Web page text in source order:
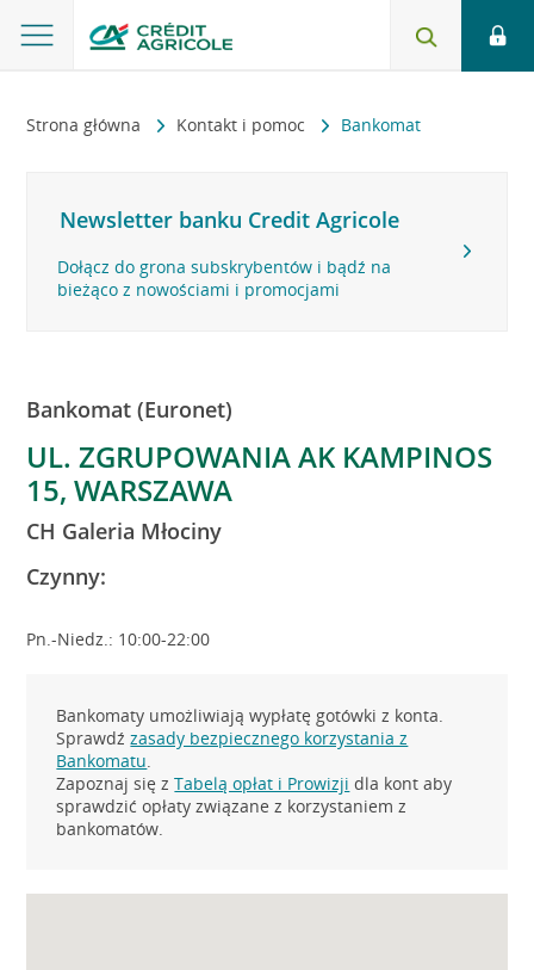
Strona główna Kontakt i pomoc Bankomat
Newsletter banku Credit Agricole
Dołącz do grona subskrybentów i bądź na
bieżąco z nowościami i promocjami
Bankomat (Euronet)
UL. ZGRUPOWANIA AK KAMPINOS
15, WARSZAWA
CH Galeria Młociny
Czynny:
Pn.-Niedz.: 10:00-22:00
Bankomaty umożliwiają wypłatę gotówki z konta.
Sprawdźzasady bezpiecznego korzystania z
Bankomatu.
Zapoznaj się zTabelą opłat i Prowizji dla kont aby
sprawdzić opłaty związane z korzystaniem z
bankomatów.